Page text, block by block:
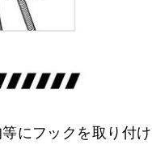
にフックを取り付け